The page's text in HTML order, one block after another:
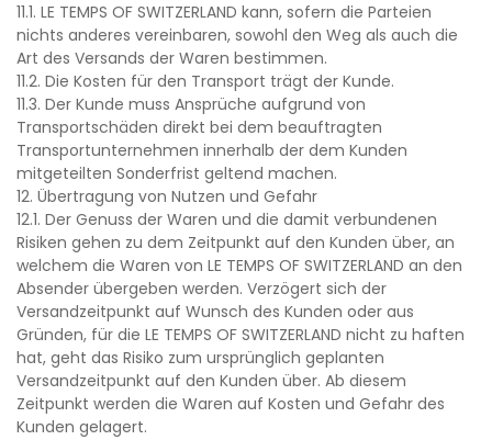
11.1. LE TEMPS OF SWITZERLAND kann, sofern die Parteien
nichts anderes vereinbaren, sowohl den Weg als auch die
Art des Versands der Waren bestimmen.
11.2. Die Kosten für den Transport trägt der Kunde.
11.3. Der Kunde muss Ansprüche aufgrund von
Transportschäden direkt bei dem beauftragten
Transportunternehmen innerhalb der dem Kunden
mitgeteilten Sonderfrist geltend machen.
12. Übertragung von Nutzen und Gefahr
12.1. Der Genuss der Waren und die damit verbundenen
Risiken gehen zu dem Zeitpunkt auf den Kunden über, an
welchem die Waren von LE TEMPS OF SWITZERLAND an den
Absender übergeben werden. Verzögert sich der
Versandzeitpunkt auf Wunsch des Kunden oder aus
Gründen, für die LE TEMPS OF SWITZERLAND nicht zu haften
hat, geht das Risiko zum ursprünglich geplanten
Versandzeitpunkt auf den Kunden über. Ab diesem
Zeitpunkt werden die Waren auf Kosten und Gefahr des
Kunden gelagert.